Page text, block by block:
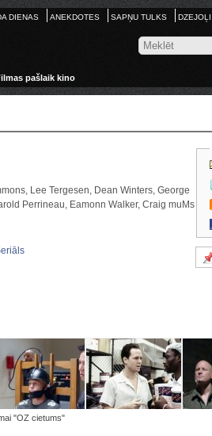
DIENAS ANEKDOTES SAPŅU TULKS DZEJOĻI
pašlaik kino
Lee Tergesen, Dean Winters, George
Perrineau, Eamonn Walker, Craig muMs
"OZ cietums"